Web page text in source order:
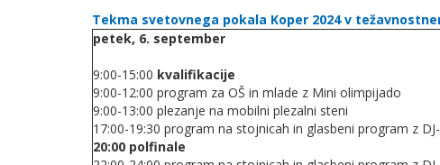
Tekma svetovnega pokala Koper 2024 v
petek, 6. september
9:00-15:00 kvalifikacije
9:00-12:00 program za OŠ in mlade z Mini olimpijado
9:00-13:00 plezanje na mobilni plezalni steni
17:00-19:30 program na stojnicah in glasbeni program z
20:00 polfinale